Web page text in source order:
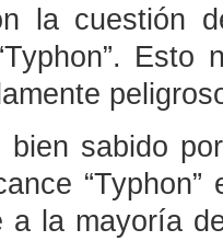
la cuestión
bien sabido
a la mayoría